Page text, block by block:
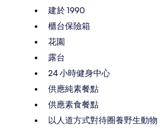
建於 1990
櫃台保險箱
花園
露台
24 小時健身中心
供應純素餐點
供應素食餐點
以人道方式對待圈養野生動物